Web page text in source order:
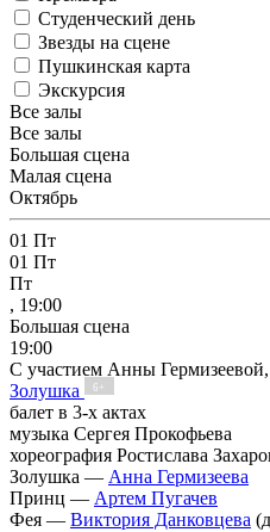
Студенческий день
Звезды на сцене
Пушкинская карта
Экскурсия
Все залы
Все залы
Большая сцена
Малая сцена
Октябрь
01 Пт
01 Пт
Пт
, 19:00
Большая сцена
19:00
С участием Анны
Золушка
6+
балет в 3-х актах
музыка Сергея Прокофьева
хореография Ростислава
Золушка — Анна Гермизеева
Принц — Артем Пугачев
Фея — Виктория Данковцева